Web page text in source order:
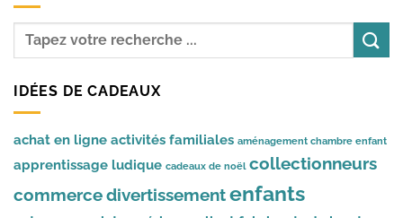
IDÉES DE CADEAUX
achat en ligne activités familiales aménagement chambre enfant
apprentissage ludique cadeaux de noël collectionneurs
commercedivertissementenfants